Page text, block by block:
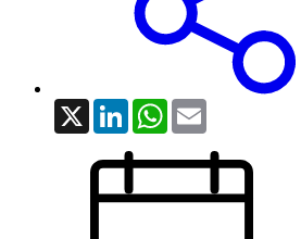
X LinkedInWhatsApp